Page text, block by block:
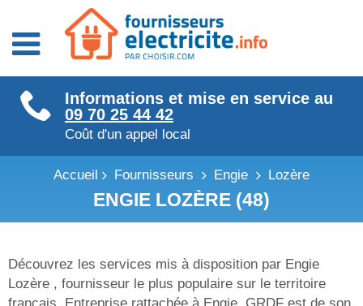
Fournisseurs énergie
Fournisseurs électricité
Fournisseurs gaz
Informations et mise en service au
09 70 25 44 42
Coût d'un appel local
Accueil Fournisseurs Engie Lozère
ENGIE LOZÈRE (48)
Découvrez les services mis à disposition par Engie
Lozère , fournisseur le plus populaire sur le territoire